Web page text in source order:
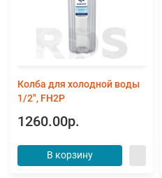
Колба для холодной воды
1/2", FH2P
1260.00р.
В корзину